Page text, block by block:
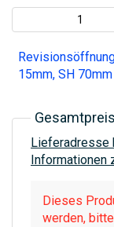
15mm, SH
Lieferadresse
Dieses
werden,